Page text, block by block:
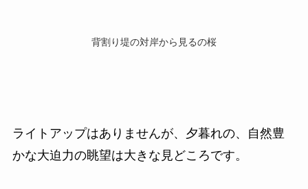
背割り堤の対岸から見るの桜
ライトアップはありませんが、夕暮れの、自然豊
かな大迫力の眺望は大きな見どころです。